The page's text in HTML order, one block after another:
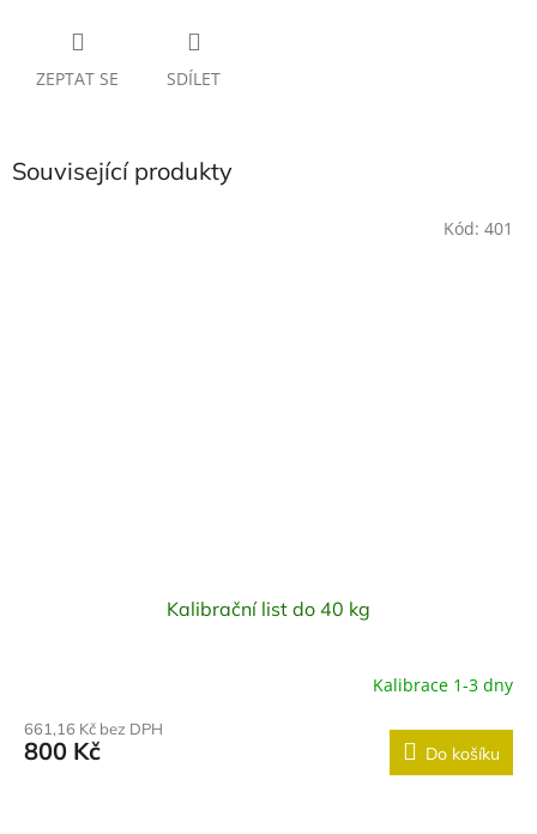
ZEPTAT SE SDÍLET
Související produkty
Kalibrační list do 40 kg
Kalibrace 1-3 dny
661,16 Kč bez DPH
800 Kč Do košíku
Kód: 401